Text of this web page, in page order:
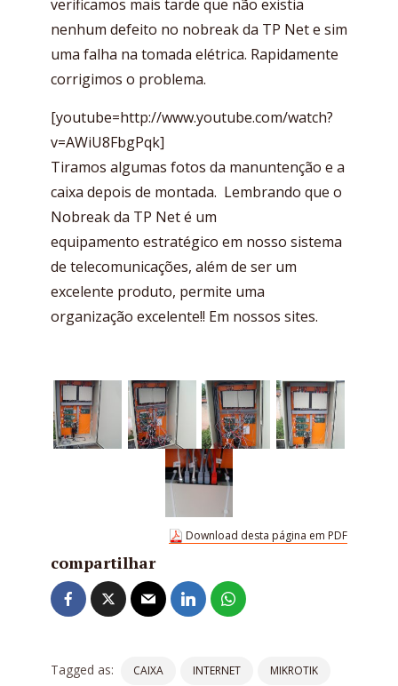
verificamos mais tarde que não existia
nenhum defeito no nobreak da TP Net e sim
uma falha na tomada elétrica. Rapidamente
corrigimos o problema.
[youtube=http://www.youtube.com/watch?
v=AWiU8FbgPqk]
Tiramos algumas fotos da manuntenção e a
caixa depois de montada. Lembrando que o
Nobreak da TP Net é um
equipamento estratégico em nosso sistema
de telecomunicações, além de ser um
excelente produto, permite uma
organização excelente!! Em nossos sites.
Download desta página em PDF
compartilhar
Tagged as: CAIXA INTERNET MIKROTIK